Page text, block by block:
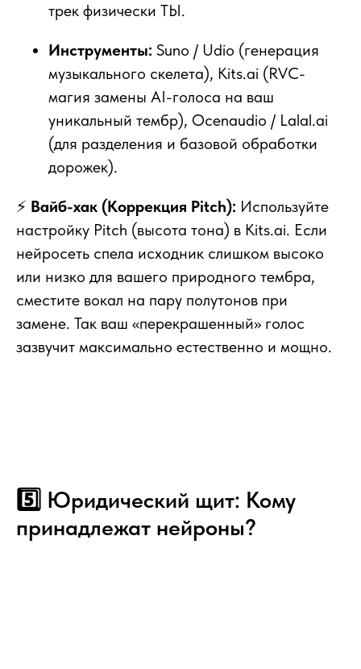
трек физически ТЫ.
Инструменты: Suno / Udio (генерация
музыкального скелета), Kits.ai (RVC-
магия замены AI-голоса на ваш
уникальный тембр), Ocenaudio / Lalal.ai
(для разделения и базовой обработки
дорожек).
⚡ Вайб-хак (Коррекция Pitch): Используйте
настройку Pitch (высота тона) в Kits.ai. Если
нейросеть спела исходник слишком высоко
или низко для вашего природного тембра,
сместите вокал на пару полутонов при
замене. Так ваш «перекрашенный» голос
зазвучит максимально естественно и мощно.
5️⃣ Юридический щит: Кому
принадлежат нейроны?